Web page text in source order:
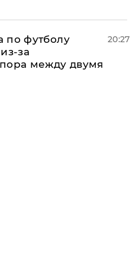
по футболу
за
между двумя
20:27